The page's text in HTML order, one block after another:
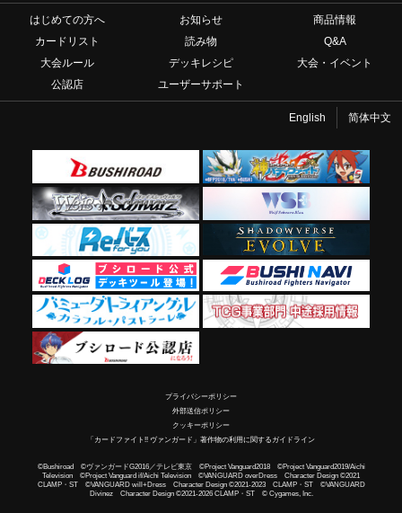
はじめての方へ お知らせ
商品情報
カードリスト
読み物
Q&A
大会ルール
デッキレシピ
大会・イベント
公認店
ユーザーサポート
English 简体中文
プライバシーポリシー
外部送信ポリシー
クッキーポリシー
「カードファイト!! ヴァンガード」著作物の利用に関するガイドライン
©Bushiroad ©ヴァンガードG2016／テレビ東京 ©Project Vanguard2018 ©Project Vanguard2019/Aichi
Television ©Project Vanguard if/Aichi Television ©VANGUARD overDress Character Design ©2021
CLAMP・ST ©VANGUARD will+Dress Character Design ©2021-2023 CLAMP・ST ©VANGUARD
Divinez Character Design ©2021-2026 CLAMP・ST © Cygames, Inc.